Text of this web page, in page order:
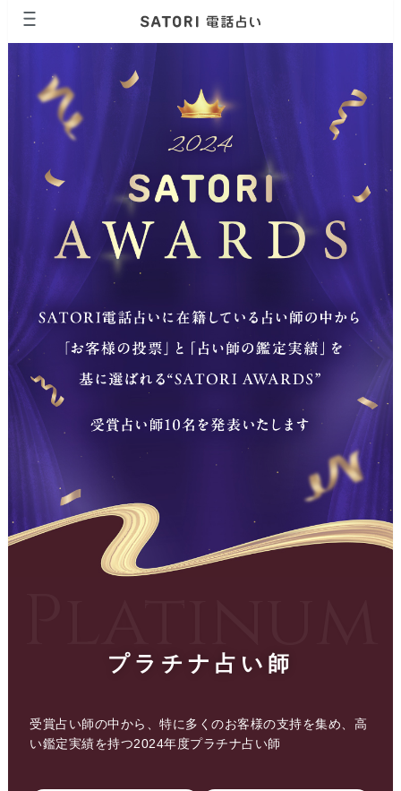
プラチナ占い師
受賞占い師の中から、特に多くのお客様の支持を集め、高
い鑑定実績を持つ2024年度プラチナ占い師